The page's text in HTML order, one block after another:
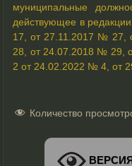
муниципальные
действующее в
17, от 27.11.2017 №
28, от 24.07.2018 № 29,
2 от 24.02.2022 № 4, от
Количество